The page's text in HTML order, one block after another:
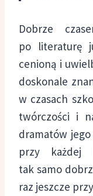
Dobrze
po literaturę
cenioną i
doskonale
w czasach
twórczości i
dramatów
przy każdej
tak samo
raz jeszcze